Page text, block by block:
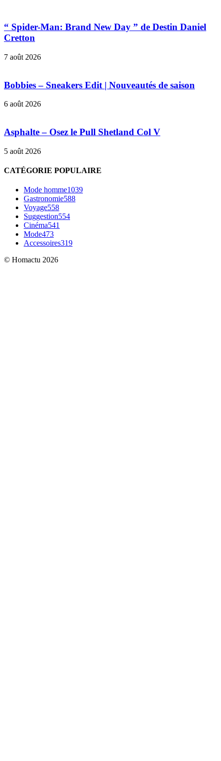
“ Spider-Man: Brand New Day ” de Destin Daniel
Cretton
7 août 2026
Bobbies – Sneakers Edit | Nouveautés de saison
6 août 2026
Asphalte – Osez le Pull Shetland Col V
5 août 2026
CATÉGORIE POPULAIRE
Mode homme1039
Gastronomie588
Voyage558
Suggestion554
Cinéma541
Mode473
Accessoires319
© Homactu 2026